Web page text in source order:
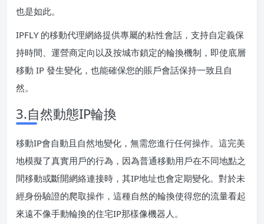
也是如此。
IPFLY 的移動代理網絡提供專屬的粘性會話，支持自定義保
持時間、運營商定向以及按城市鎖定的輪換機制，即使底層
移動 IP 發生變化，也能確保您的賬戶會話保持一致且自
然。
3.自然動態IP輪換
移動IP會自動且自然地變化，無需您進行任何操作。這完美
地模擬了真實用戶的行為，因為普通移動用戶在不同地點之
間移動或斷開網絡連接時，其IP地址也會定期變化。對於未
經身份驗證的爬取操作，這種自然的輪換使得您的流量看起
來遠不像手動輪換的住宅IP那樣像機器人。